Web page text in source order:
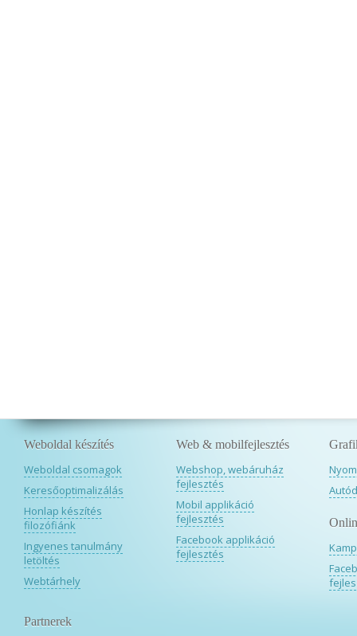
Weboldal készítés
Weboldal csomagok
Keresőoptimalizálás
Honlap készítés
filozófiánk
Ingyenes tanulmány
letöltés
Webtárhely
Web & mobilfejlesztés
Webshop, webáruház
fejlesztés
Mobil applikáció
fejlesztés
Facebook applikáció
fejlesztés
Partnerek